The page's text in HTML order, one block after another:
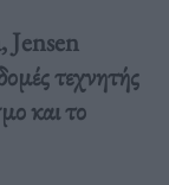
Jensen
τεχνητής
και το